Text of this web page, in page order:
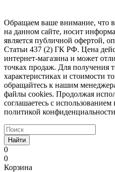
Обращаем ваше внимание, что
на данном сайте, носит
является публичной офертой,
Статьи 437 (2) ГК РФ. Цена
интернет-магазина и может
точках продаж. Для получения
характеристиках и стоимости
обращайтесь к нашим
файлы cookies. Продолжая
соглашаетесь с
политикой конфиденциальности
Найти
0
0
Корзина